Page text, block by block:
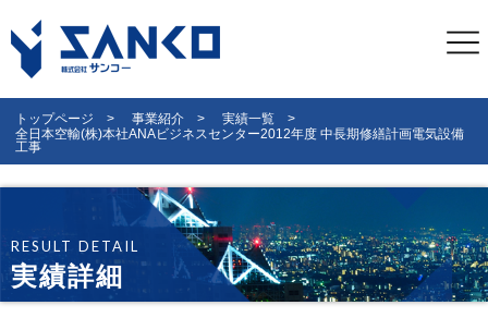
トップページ 事業紹介
実績一覧
全日本空輸(株)本社ANAビジネスセンター2012年度 中長期修繕計画電気設備
工事
RESULT DETAIL
実績詳細